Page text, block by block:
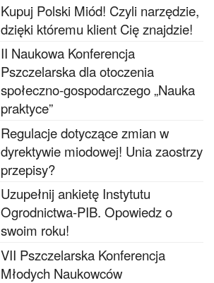
Kupuj Polski Miód! Czyli narzędzie,
dzięki któremu klient Cię znajdzie!
II Naukowa Konferencja
Pszczelarska dla otoczenia
społeczno-gospodarczego „Nauka
praktyce”
Regulacje dotyczące zmian w
dyrektywie miodowej! Unia zaostrzy
przepisy?
Uzupełnij ankietę Instytutu
Ogrodnictwa-PIB. Opowiedz o
swoim roku!
VII Pszczelarska Konferencja
Młodych Naukowców